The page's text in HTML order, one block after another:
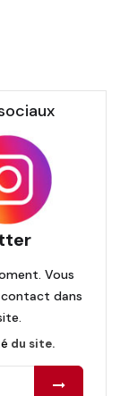
Vous
dans
du site.